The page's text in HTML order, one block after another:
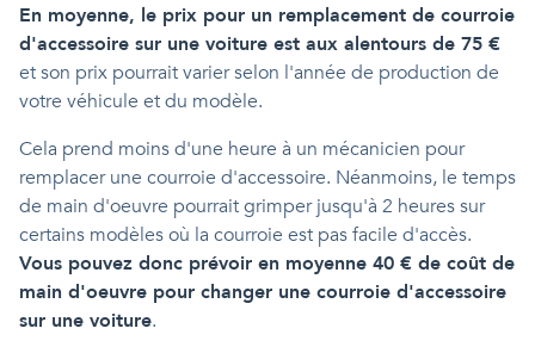
En moyenne, le prix pour un remplacement de courroie
d'accessoire sur une voiture est aux alentours de 75 €
et son prix pourrait varier selon l'année de production de
votre véhicule et du modèle.
Cela prend moins d'une heure à un mécanicien pour
remplacer une courroie d'accessoire. Néanmoins, le temps
de main d'oeuvre pourrait grimper jusqu'à 2 heures sur
certains modèles où la courroie est pas facile d'accès.
Vous pouvez donc prévoir en moyenne 40 € de coût de
main d'oeuvre pour changer une courroie d'accessoire
sur une voiture.